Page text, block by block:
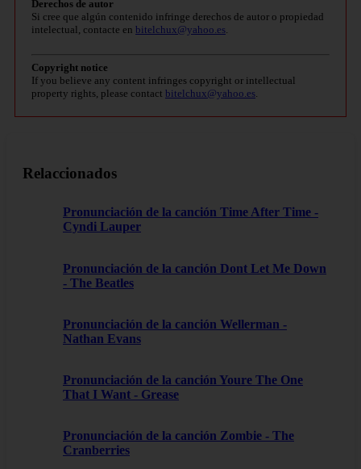
Derechos de autor
Si cree que algún contenido infringe derechos de autor o propiedad
intelectual, contacte en bitelchux@yahoo.es
Copyright notice
If you believe any content infringes copyright or intellectual
property rights, please contact bitelchux@yahoo.es
Relaccionados
Pronunciación de la canción Time After Time -
Cyndi Lauper
Pronunciación de la canción Dont Let Me Down
- The Beatles
Pronunciación de la canción Wellerman -
Nathan Evans
Pronunciación de la canción Youre The One
That I Want - Grease
Pronunciación de la canción Zombie - The
Cranberries